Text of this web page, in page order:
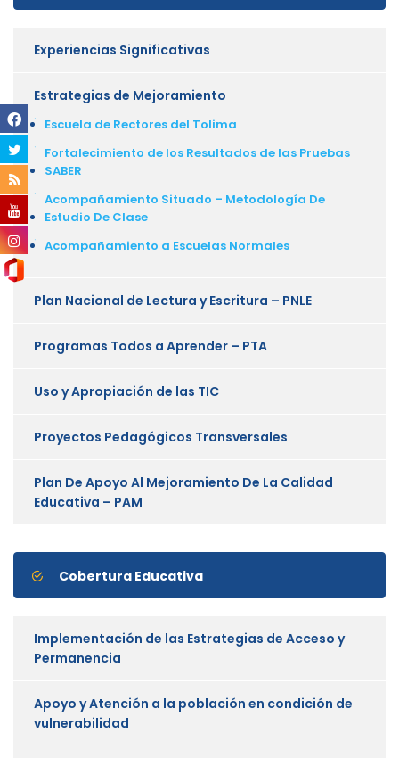
Experiencias Significativas
Estrategias de Mejoramiento
Escuela de Rectores del Tolima
Fortalecimiento de los Resultados de las Pruebas
SABER
Acompañamiento Situado – Metodología De
Estudio De Clase
Acompañamiento a Escuelas Normales
Plan Nacional de Lectura y Escritura – PNLE
Programas Todos a Aprender – PTA
Uso y Apropiación de las TIC
Proyectos Pedagógicos Transversales
Plan De Apoyo Al Mejoramiento De La Calidad
Educativa – PAM
Cobertura Educativa
Implementación de las Estrategias de Acceso y
Permanencia
Apoyo y Atención a la población en condición de
vulnerabilidad